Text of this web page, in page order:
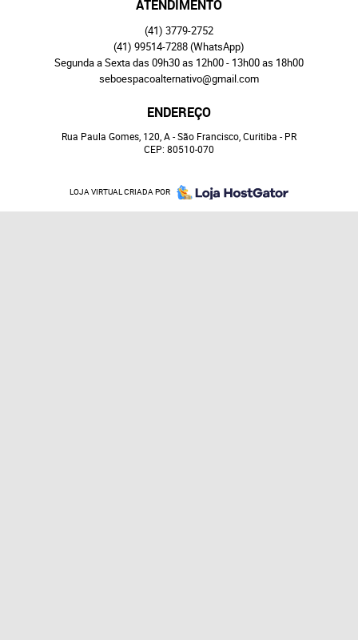
ATENDIMENTO
(41) 3779-2752
(41) 99514-7288(WhatsApp)
Segunda a Sexta das 09h30 as 12h00 - 13h00 as 18h00
seboespacoalternativo@gmail.com
ENDEREÇO
Rua Paula Gomes, 120, A-São Francisco, Curitiba - PR
CEP: 80510-070
LOJA VIRTUAL CRIADA POR